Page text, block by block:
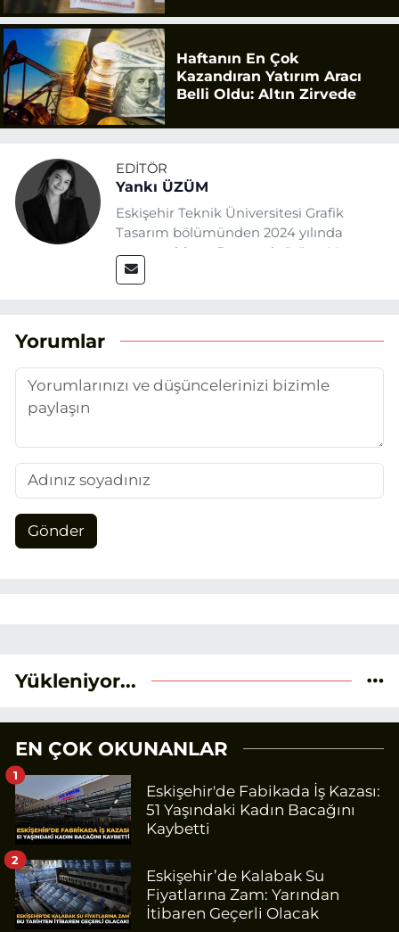
Haftanın En Çok
Kazandıran Yatırım Aracı
Belli Oldu: Altın Zirvede
EDITÖR
Yankı ÜZÜM
Eskişehir Teknik Üniversitesi Grafik
Tasarım bölümünden 2024 yılında
mezun oldum. Basın sektörüne Mayıs
2025’te Eskişehir Haber Ajansı ile adım
aktarmayı hedefliyorum.
Yorumlar
Gönder
Yükleniyor...
EN ÇOK OKUNANLAR
Eskişehir'de Fabikada İş Kazası:
51 Yaşındaki Kadın Bacağını
Kaybetti
1
Eskişehir’de Kalabak Su
Fiyatlarına Zam: Yarından
İtibaren Geçerli Olacak
2